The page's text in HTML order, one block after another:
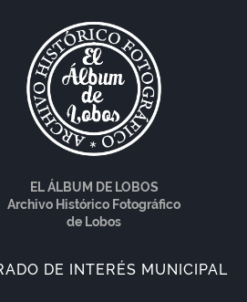
EL ÁLBUM DE LOBOS
Archivo Histórico Fotográfico
de Lobos
DE INTERÉS MUNICIPAL